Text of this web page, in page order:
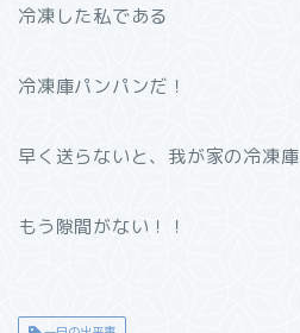
冷凍した私である
冷凍庫パンパンだ！
早く送らないと、我が家の冷凍庫
もう隙間がない！！